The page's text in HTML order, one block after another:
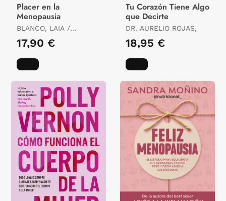
Placer en la
Menopausia
BLANCO, LAIA /
KAUFFMANN,
17,90 €
Tu Corazón Tiene Algo
que Decirte
DR. AURELIO ROJAS,
18,95 €